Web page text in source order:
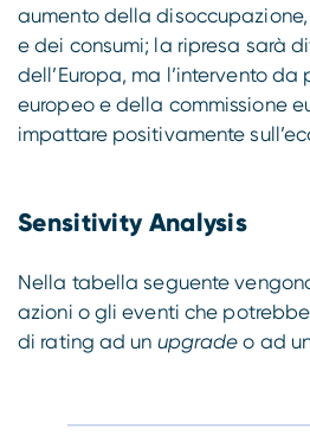
aumento della
e dei consumi; la ripresa sarà
dell’Europa, ma l’intervento
europeo e della commissione
impattare positivamente
Sensitivity Analysis
Nella tabella seguente
azioni o gli eventi che
di rating ad un upgrade o ad